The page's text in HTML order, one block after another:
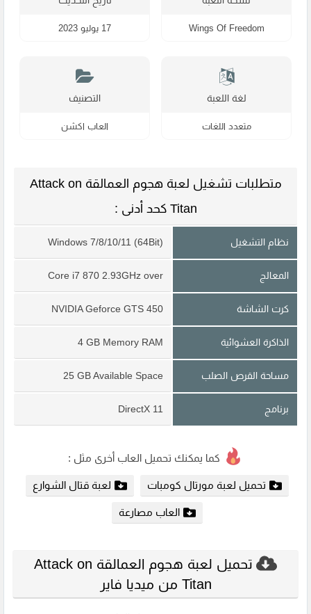
Wings Of Freedom 17 يوليو 2023
لغة اللعبة
متعدد اللغات
التصنيف
العاب اكشن
متطلبات تشغيل لعبة هجوم العمالقة Attack on
Titan كحد أدنى :
نظام التشغيل Windows 7/8/10/11 (64Bit)
المعالج Core i7 870 2.93GHz over
كرت الشاشة NVIDIA Geforce GTS 450
الذاكرة العشوائية 4 GB Memory RAM
مساحة القرص الصلب 25 GB Available Space
برنامج DirectX 11
كما يمكنك تحميل العاب أخرى مثل :
تحميل لعبة مورتال كومبات لعبة قتال الشوارع
العاب مصارعة
تحميل لعبة هجوم العمالقة Attack on
Titan من ميديا فاير